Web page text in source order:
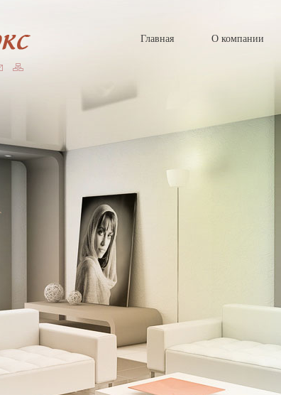
Главная О компании